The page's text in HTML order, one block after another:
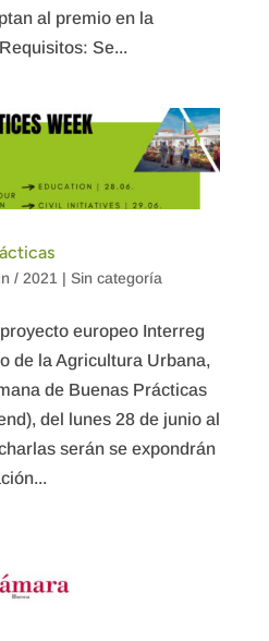
al premio en la
Se...
/ 2021 | Sin categoría
europeo Interreg
de la Agricultura Urbana,
de Buenas Prácticas
del lunes 28 de junio al
serán se expondrán